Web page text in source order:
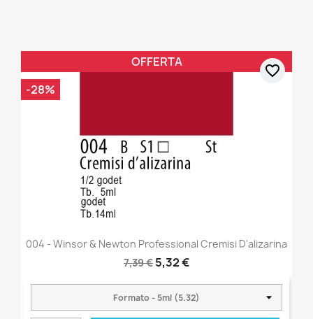
004 - Winsor & Newton Professional Cremisi D'alizarina
7,39 € 5,32 €
OFFERTA
-28%
favorite_border